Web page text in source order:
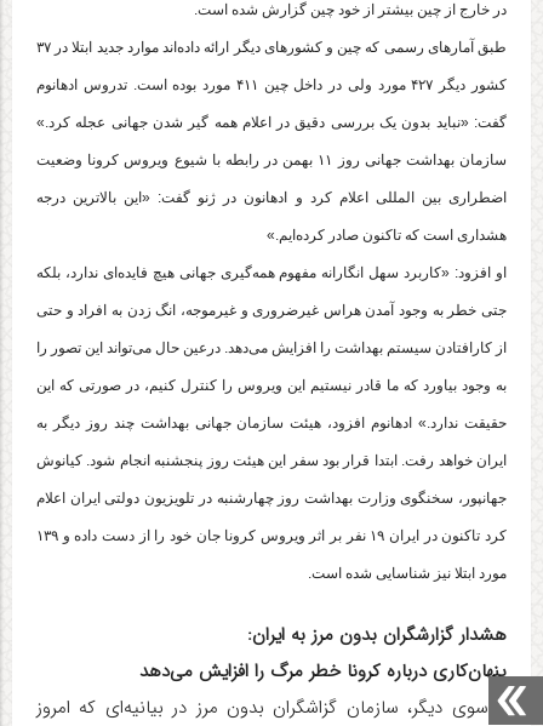
در خارج از چین بیشتر از خود چین گزارش شده است.
طبق آمارهای رسمی که چین و کشورهای دیگر ارائه داده‌اند موارد جدید ابتلا در ۳۷
کشور دیگر ۴۲۷ مورد ولی در داخل چین ۴۱۱ مورد بوده است. تدروس ادهانوم
گفت: «نباید بدون یک بررسی دقیق در اعلام همه گیر شدن جهانی عجله کرد.»
سازمان بهداشت جهانی روز ۱۱ بهمن در رابطه با شیوع ویروس کرونا وضعیت
اضطراری بین المللی اعلام کرد و ادهانون در ژنو گفت: «این بالاترین درجه
هشداری است که تاکنون صادر کرده‌ایم.»
او افزود: «کاربرد سهل انگارانه مفهوم همه‌گیری جهانی هیچ فایده‌ای ندارد، بلکه
جتی خطر به وجود آمدن هراس غیرضروری و غیرموجه، انگ زدن به افراد و حتی
از کارافتادن سیستم بهداشت را افزایش می‌دهد. درعین حال می‌تواند این تصور را
به وجود بیاورد که ما قادر نیستیم این ویروس را کنترل کنیم، در صورتی که این
حقیقت ندارد.» ادهانوم افزود، هیئت سازمان جهانی بهداشت چند روز دیگر به
ایران خواهد رفت. ابتدا قرار بود سفر این هیئت روز پنجشنبه انجام شود. کیانوش
جهانپور، سخنگوی وزارت بهداشت روز چهارشنبه در تلویزیون دولتی ایران اعلام
کرد تاکنون در ایران ۱۹ نفر بر اثر ویروس کرونا جان خود را از دست داده و ۱۳۹
مورد ابتلا نیز شناسایی شده است.
هشدار گزارشگران بدون مرز به ایران:
پنهان‌کاری درباره کرونا خطر مرگ را افزایش می‌دهد
از سوی دیگر، سازمان گزاشگران بدون مرز در بیانیه‌ای که امروز